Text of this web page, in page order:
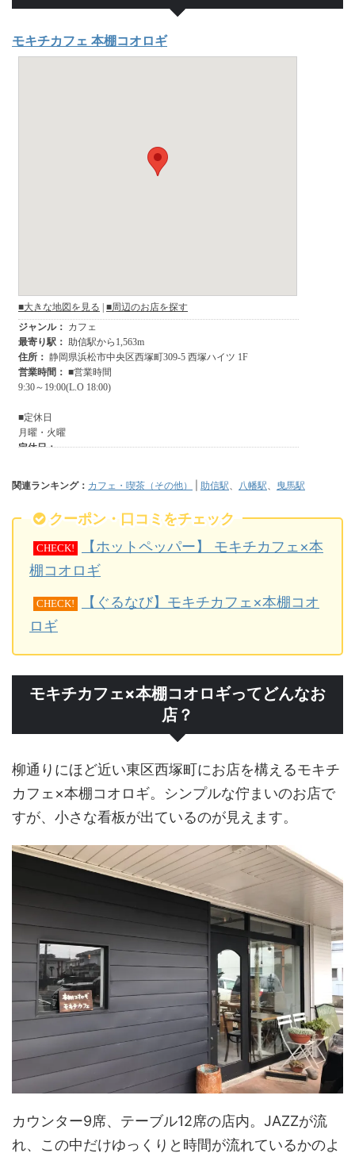
モキチカフェ 本棚コオロギ
関連ランキング： カフェ・喫茶（その他） 助信駅 八幡駅 曳馬駅
クーポン・口コミをチェック
CHECK!
【ホットペッパー】 モキチカフェ×本
棚コオロギ
CHECK!
【ぐるなび】モキチカフェ×本棚コオ
ロギ
モキチカフェ×本棚コオロギってどんなお
店？
柳通りにほど近い東区西塚町にお店を構えるモキチ
カフェ×本棚コオロギ。シンプルな佇まいのお店で
すが、小さな看板が出ているのが見えます。
カウンター9席、テーブル12席の店内。JAZZが流
れ、この中だけゆっくりと時間が流れているかのよ